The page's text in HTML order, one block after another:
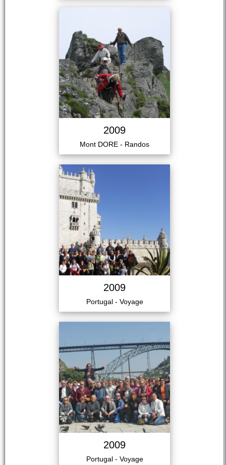
2009
Mont DORE - Randos
2009
Portugal - Voyage
2009
Portugal - Voyage